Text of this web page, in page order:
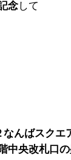
念して
んばスクエ
中央改札口